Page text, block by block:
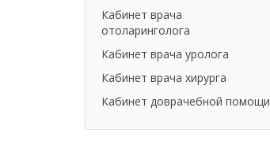
Кабинет врача
отоларинголога
Кабинет врача уролога
Кабинет врача хирурга
Кабинет доврачебной помощи